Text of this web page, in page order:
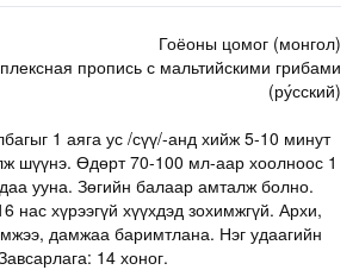
Гоёоны цомог (монгол)
пропись с мальтийскими грибами
(ру́сский)
1 аяга ус /сүү/-анд хийж 5-10 минут
шүүнэ. Өдөрт 70-100 мл-аар хоолноос 1
ууна. Зөгийн балаар амталж болно.
нас хүрээгүй хүүхдэд зохимжгүй. Архи,
дамжаа баримтлана. Нэг удаагийн
14 хоног.